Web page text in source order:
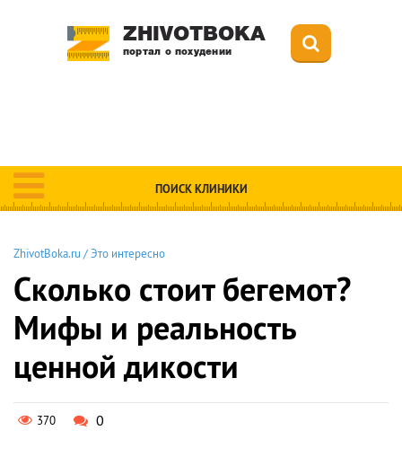
ZHIVOTBOKA
портал о похудении
ПОИСК КЛИНИКИ
ZhivotBoka.ru /Это интересно
Сколько стоит бегемот?
Мифы и реальность
ценной дикости
370 0